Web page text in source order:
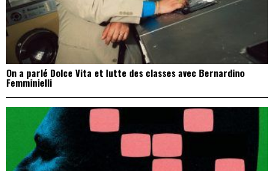
On a parlé Dolce Vita et lutte des classes avec Bernardino
Femminielli